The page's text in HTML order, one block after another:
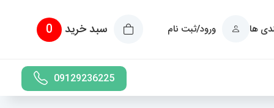
ها ورود/ثبت نام سبد خرید 0
09129236225